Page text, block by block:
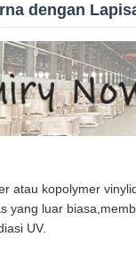
dengan
atau kopolymer
yang luar
UV.